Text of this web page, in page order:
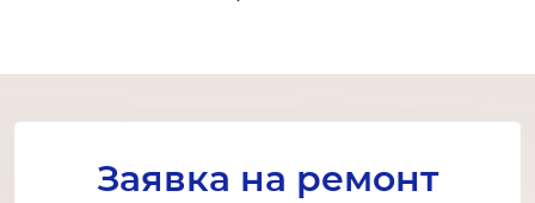
Заявка на ремонт